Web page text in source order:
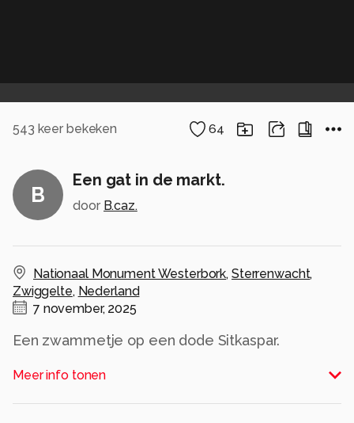
543 keer bekeken 64
B
Een gat in de markt.
door B.caz.
Nationaal Monument Westerbork, Sterrenwacht,
Zwiggelte, Nederland
7 november, 2025
Een zwammetje op een dode Sitkaspar.
Alle rechten voorbehouden
Meer info tonen